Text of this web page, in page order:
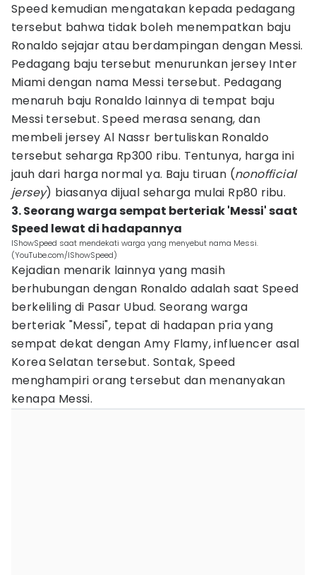
Speed kemudian mengatakan kepada pedagang
tersebut bahwa tidak boleh menempatkan baju
Ronaldo sejajar atau berdampingan dengan Messi.
Pedagang baju tersebut menurunkan jersey Inter
Miami dengan nama Messi tersebut. Pedagang
menaruh baju Ronaldo lainnya di tempat baju
Messi tersebut. Speed merasa senang, dan
membeli jersey Al Nassr bertuliskan Ronaldo
tersebut seharga Rp300 ribu. Tentunya, harga ini
jauh dari harga normal ya. Baju tiruan (nonofficial
jersey) biasanya dijual seharga mulai Rp80 ribu.
3. Seorang warga sempat berteriak 'Messi' saat
Speed lewat di hadapannya
IShowSpeed saat mendekati warga yang menyebut nama Messi.
(YouTube.com/IShowSpeed)
Kejadian menarik lainnya yang masih
berhubungan dengan Ronaldo adalah saat Speed
berkeliling di Pasar Ubud. Seorang warga
berteriak "Messi", tepat di hadapan pria yang
sempat dekat dengan Amy Flamy, influencer asal
Korea Selatan tersebut. Sontak, Speed
menghampiri orang tersebut dan menanyakan
kenapa Messi.